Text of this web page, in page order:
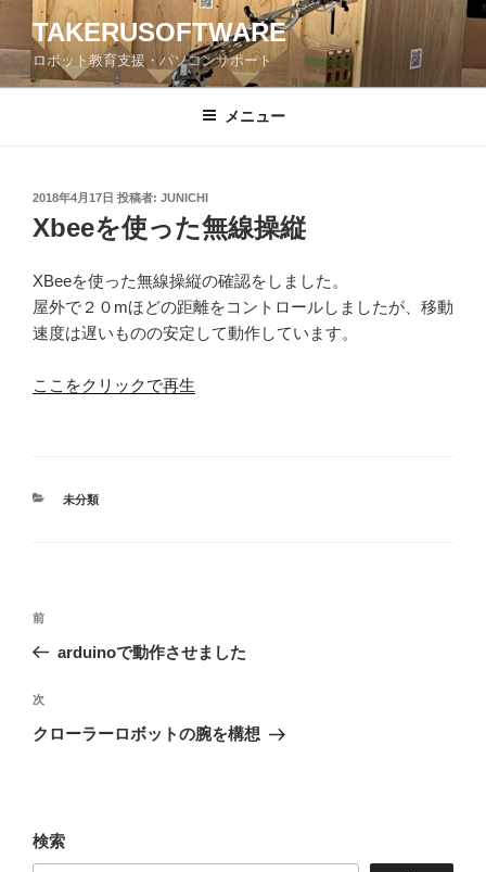
テ
ン
TAKERUSOFTWARE
ロボット教育支援・パソコンサポート
メニュー
投
稿
日:
2018年4月17日 投稿者: JUNICHI
Xbeeを使った無線操縦
XBeeを使った無線操縦の確認をしました。
屋外で２０mほどの距離をコントロールしましたが、移動
速度は遅いものの安定して動作しています。
ここをクリックで再生
カ
未分類
投
ビ
ゲ
ン
前
の
稿
前
arduinoで動作させました
次
の
次
クローラーロボットの腕を構想
検索